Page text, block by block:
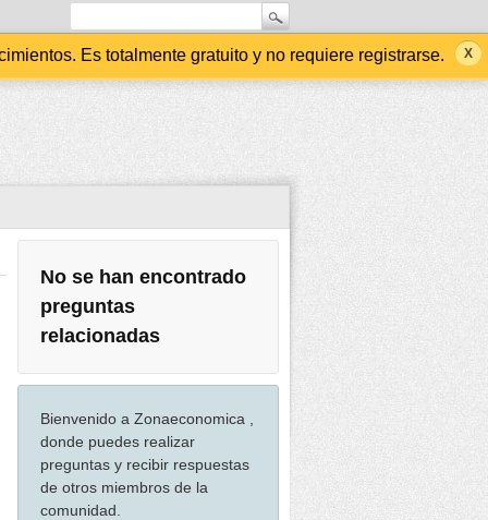
Es totalmente gratuito y no requiere registrarse.
No se han encontrado
preguntas
relacionadas
Bienvenido a Zonaeconomica ,
donde puedes realizar
preguntas y recibir respuestas
de otros miembros de la
comunidad.